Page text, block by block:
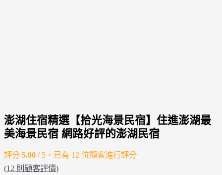
澎湖住宿精選【拾光海景民宿】住進澎湖最
美海景民宿 網路好評的澎湖民宿
評分 5.00 / 5，已有 12 位顧客進行評分
(12 則顧客評價)